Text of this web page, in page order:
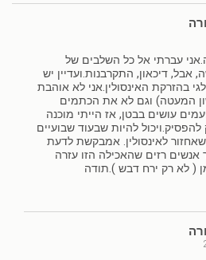
עברתי אל כל השלבים של
דיכאון, התקרבנות.ועדיין יש
בהזרקת האינסולין.אני לא אוהבת
המעטה) וגם לא את הכתמים
עושים בבטן, אז הייתי מוכנה
להיות שבעוד שבועיים
לאינסולין. אמבקשת לדעת
רזים שהאכילה הזו עזרה
( לא רק ירח דבש ).תודה